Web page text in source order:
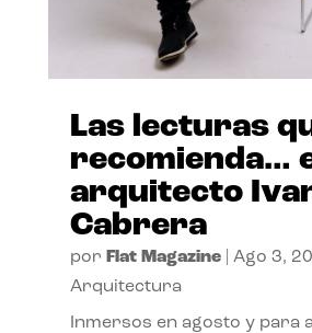
Las lecturas
recomienda…
arquitecto
Cabrera
por Flat Magazine| Ago 3,
Arquitectura
Inmersos en agosto y para